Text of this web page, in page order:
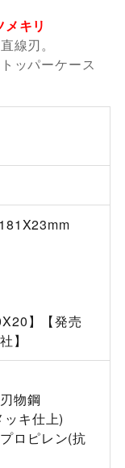
キリ
線刃。
ッパーケース
】【発売
】
物鋼
キ仕上)
ロピレン(抗